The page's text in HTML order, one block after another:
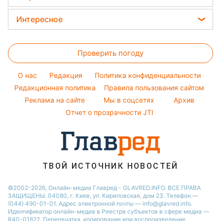
Кейт Миддлтон
Алла Пугачева
Максим Галкин
Настя Каменских
Виталий Козловский
Потап
София Ротару
Новости Ровно
Новости Львова
Новости Днепра
Новости Тернополя
Новости Житомира
Новости Одессы
Новости Харькова
Новости моды
Советы от Андре Тана
Женские стрижки
Окрашивание волос
Красивый маникюр
Закуски
Салаты
Простые блюда
Легкие десерты
Напитки
Праздничное меню
Интересное
Тесты по картинке
Оптические иллюзии
Народные приметы
Все о шоу-бизнесе
Проверить погоду
O нас Редакция
Политика конфиденциальности
Редакционная политика
Правила пользования сайтом
Реклама на сайте
Мы в соцсетях
Архив
Отчет о прозрачности JTI
ТВОЙ ИСТОЧНИК НОВОСТЕЙ
©2002-2026, Онлайн-медиа Главред - GLAVRED.INFO. ВСЕ ПРАВА
ЗАЩИЩЕНЫ. 04080, г. Киев, ул. Кириловская, дом 23. Телефон —
(044) 490-01-01. Адрес электронной почты — info@glavred.info.
Идентификатор онлайн-медиа в Реестре cубъектов в сфере медиа —
R40-01822. Перепечатка, копирование или воспроизведение